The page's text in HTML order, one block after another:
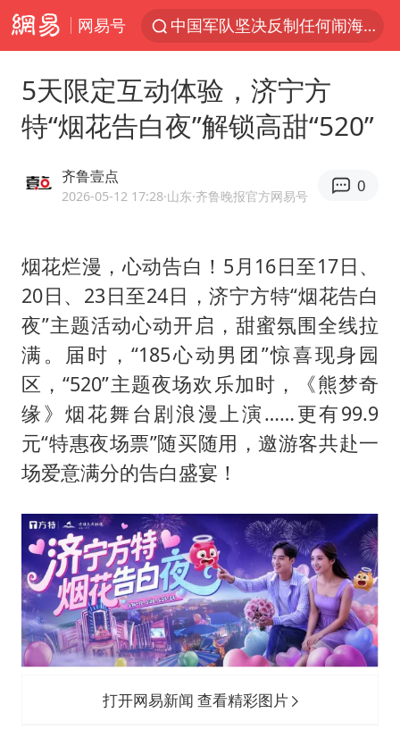
网易号
中国军队坚决反制任何闹海图谋
江苏发布台风蓝色预警
女子开一天一夜空调后二氧化碳中毒
汪峰阻止14岁女儿买大牌
四川宜宾市高县发生4.9级地震
东航新规：提前14天可免费退改签
年内第一高价股今日打新
“立秋的第一杯奶茶”又爆单了
国防部回应日本试射“战斧”导弹
东方之约 相约未来
5天限定互动体验，济宁方
特“烟花告白夜”解锁高甜“520”
齐鲁壹点
2026-05-12 17:28·山东·齐鲁晚报官方网易号
0
烟花烂漫，心动告白！5月16日至17日、
20日、23日至24日，济宁方特“烟花告白
夜”主题活动心动开启，甜蜜氛围全线拉
满。届时，“185心动男团”惊喜现身园
区，“520”主题夜场欢乐加时，《熊梦奇
缘》烟花舞台剧浪漫上演……更有99.9
元“特惠夜场票”随买随用，邀游客共赴一
场爱意满分的告白盛宴！
打开网易新闻 查看精彩图片